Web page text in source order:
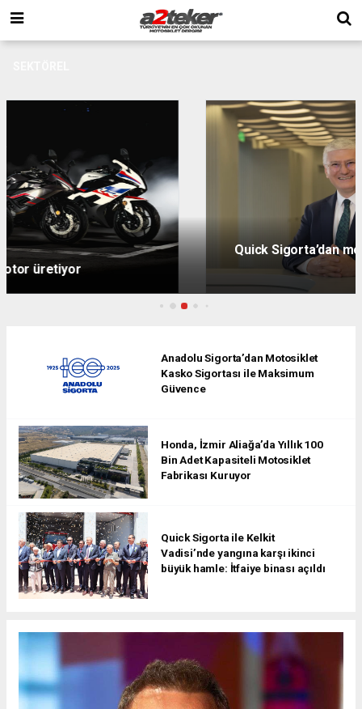
Quick Sigorta’dan motosikletlilere uygun fiyatlı
Anadolu Sigorta’dan Motosiklet
Kasko Sigortası ile Maksimum
Güvence
Honda, İzmir Aliağa’da Yıllık 100
Bin Adet Kapasiteli Motosiklet
Fabrikası Kuruyor
Quick Sigorta ile Kelkit
Vadisi’nde yangına karşı ikinci
büyük hamle: İtfaiye binası açıldı